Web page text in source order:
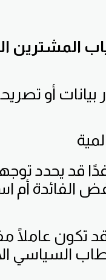
المشترين
بيانات أو
قد يحدد
الفائدة أم
تكون عاملًا
السياسي